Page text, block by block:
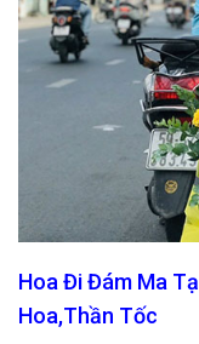
Hoa Đi Đám Ma
Hoa,Thần Tốc